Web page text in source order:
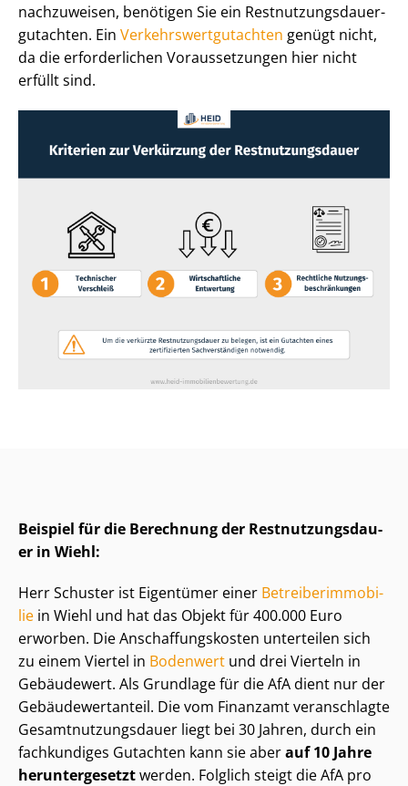
nachzuweisen, benötigen Sie ein Rest­nut­zungs­dau­er­
gut­ach­ten. Ein Ver­kehrs­wert­gut­ach­ten genügt nicht,
da die erforderlichen Voraussetzungen hier nicht
erfüllt sind.
Beispiel für die Berechnung der Rest­nut­zungs­dau­
er in Wiehl:
Herr Schuster ist Eigentümer einer Be­trei­ber­im­mo­bi­
lie in Wiehl und hat das Objekt für 400.000 Euro
erworben. Die An­schaf­fungs­kos­ten unterteilen sich
zu einem Viertel in Bodenwert und drei Vierteln in
Gebäudewert. Als Grundlage für die AfA dient nur der
Ge­bäu­de­wert­an­teil. Die vom Finanzamt veranschlagte
Ge­samt­nut­zungs­dau­er liegt bei 30 Jahren, durch ein
fachkundiges Gutachten kann sie aberauf 10 Jahre
heruntergesetztwerden. Folglich steigt die AfA pro